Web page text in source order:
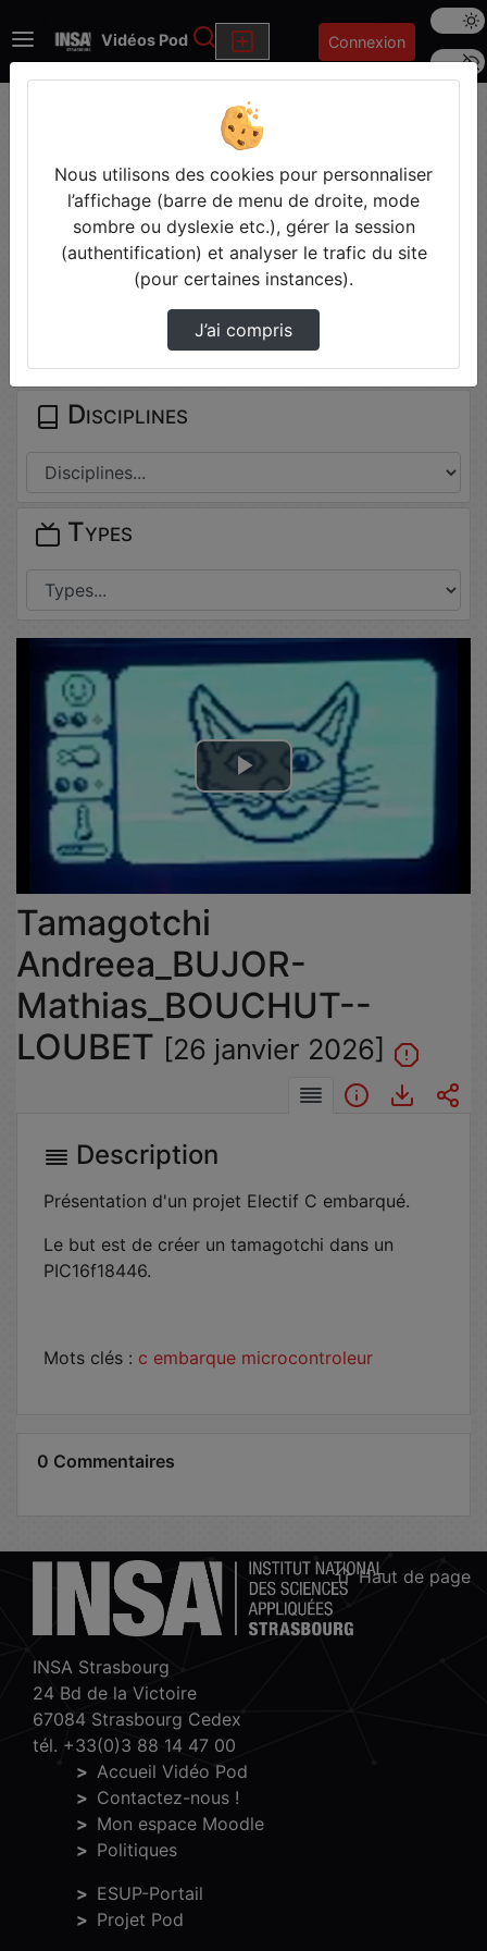
Vidéos Pod Rechercher Connexion
Mode
Police
Tamagotchi Andreea_BUJOR-
Mathias_BOUCHUT--LO…
Lire
la
vidéo
Tamagotchi
Andreea_BUJOR-
Mathias_BOUCHUT--
LOUBET [26 janvier 2026]
Description
Présentation d'un projet Electif C embarqué.
Le but est de créer un tamagotchi dans un
PIC16f18446.
Mots clés : c embarque microcontroleur
0 Commentaires
Prendre des notes
Il n'y a pas de note disponible pour vous pour cette vidéo.
Connectez-vous pour en créer une nouvelle.
Disciplines
Types
Haut de page
INSA Strasbourg
24 Bd de la Victoire
67084 Strasbourg Cedex
tél. +33(0)3 88 14 47 00
Accueil Vidéo Pod
Contactez-nous !
Mon espace Moodle
Politiques
ESUP-Portail
Projet Pod
Nous utilisons des cookies pour personnaliser
l’affichage (barre de menu de droite, mode
sombre ou dyslexie etc.), gérer la session
(authentification) et analyser le trafic du site
(pour certaines instances).
J’ai compris